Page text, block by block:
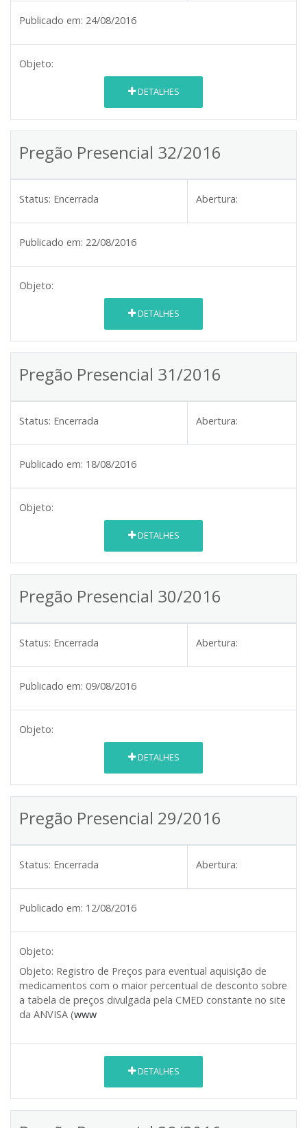
Publicado em: 24/08/2016
Objeto:
DETALHES
Pregão Presencial 32/2016
Status: Encerrada Abertura:
Publicado em: 22/08/2016
Objeto:
DETALHES
Pregão Presencial 31/2016
Status: Encerrada Abertura:
Publicado em: 18/08/2016
Objeto:
DETALHES
Pregão Presencial 30/2016
Status: Encerrada Abertura:
Publicado em: 09/08/2016
Objeto:
DETALHES
Pregão Presencial 29/2016
Status: Encerrada Abertura:
Publicado em: 12/08/2016
Objeto:
Objeto: Registro de Preços para eventual aquisição de
medicamentos com o maior percentual de desconto sobre
a tabela de preços divulgada pela CMED constante no site
da ANVISA (www
DETALHES